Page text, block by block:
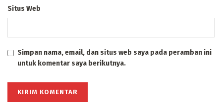
Situs Web
Simpan nama, email, dan situs web saya pada peramban ini
untuk komentar saya berikutnya.